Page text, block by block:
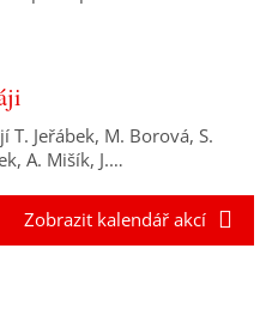
T. Jeřábek, M. Borová, S.
A. Mišík, J.…
Zobrazit kalendář akcí